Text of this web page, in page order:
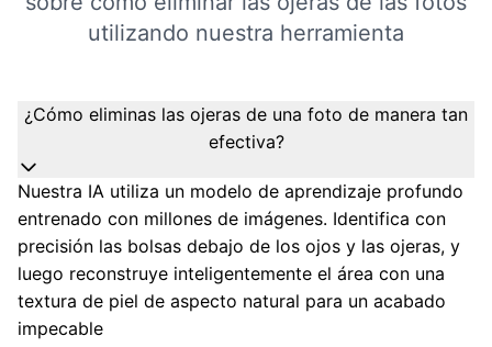
utilizando nuestra herramienta
¿Cómo eliminas las ojeras de una foto de manera tan
efectiva?
Nuestra IA utiliza un modelo de aprendizaje profundo
entrenado con millones de imágenes. Identifica con
precisión las bolsas debajo de los ojos y las ojeras, y
luego reconstruye inteligentemente el área con una
textura de piel de aspecto natural para un acabado
impecable